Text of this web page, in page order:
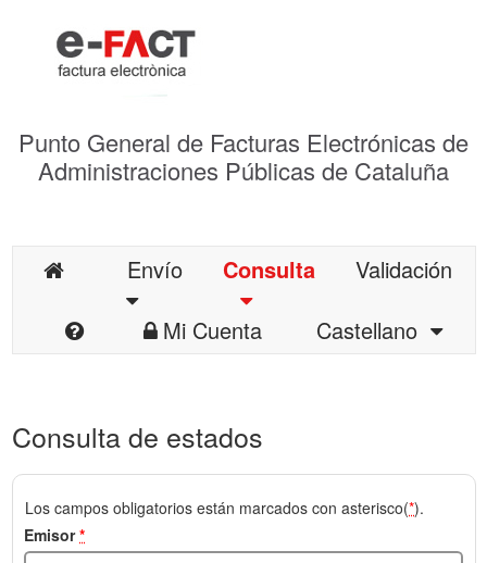
Punto General de Facturas Electrónicas de
Administraciones Públicas de Cataluña
Envío Consulta
Validación
Mi Cuenta
Castellano
Consulta de estados
Los campos obligatorios están marcados con asterisco(*).
Emisor*